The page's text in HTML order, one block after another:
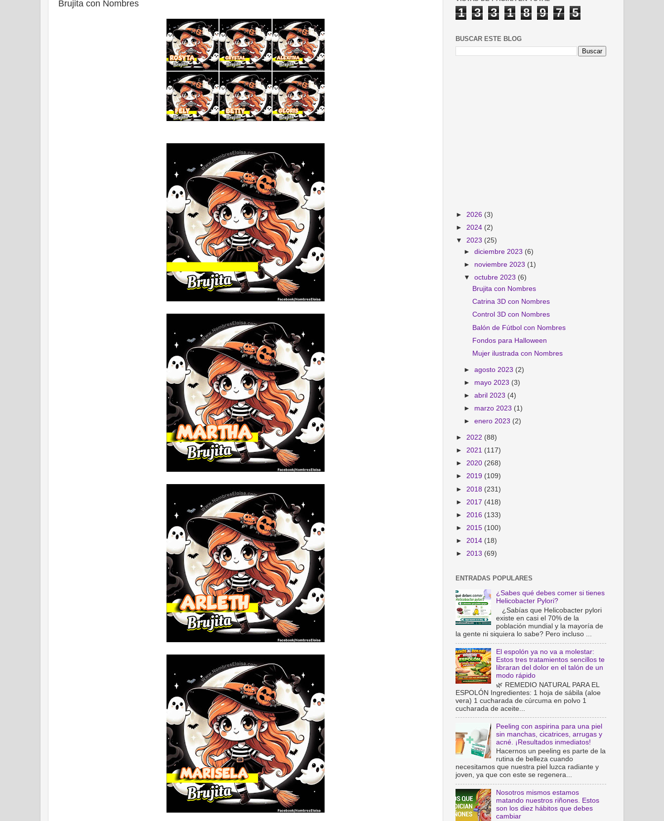
Brujita con Nombres
1 3 3 1 8 9 7 5
BUSCAR ESTE BLOG
► 2026 (3)
► 2024 (2)
▼ 2023 (25)
►diciembre 2023 (6)
► noviembre 2023 (1)
▼octubre 2023 (6)
Brujita con Nombres
Catrina 3D con Nombres
Control 3D con Nombres
Balón de Fútbol con Nombres
Fondos para Halloween
Mujer ilustrada con Nombres
►agosto 2023 (2)
► mayo 2023 (3)
►abril 2023 (4)
► marzo 2023 (1)
►enero 2023 (2)
► 2022 (88)
► 2021 (117)
► 2020 (268)
► 2019 (109)
► 2018 (231)
► 2017 (418)
► 2016 (133)
► 2015 (100)
► 2014 (18)
► 2013 (69)
ENTRADAS POPULARES
¿Sabes qué debes comer si tienes
Helicobacter Pylori?
¿Sabías que Helicobacter pylori
existe en casi el 70% de la
población mundial y la mayoría de
la gente ni siquiera lo sabe? Pero incluso ...
El espolón ya no va a molestar:
Estos tres tratamientos sencillos te
libraran del dolor en el talón de un
modo rápido
🌿 REMEDIO NATURAL PARA EL
ESPOLÓN Ingredientes: 1 hoja de sábila (aloe
vera) 1 cucharada de cúrcuma en polvo 1
cucharada de aceite...
Peeling con aspirina para una piel
sin manchas, cicatrices, arrugas y
acné. ¡Resultados inmediatos!
Hacernos un peeling es parte de la
rutina de belleza cuando
necesitamos que nuestra piel luzca radiante y
joven, ya que con este se regenera...
Nosotros mismos estamos
matando nuestros riñones. Estos
son los diez hábitos que debes
cambiar